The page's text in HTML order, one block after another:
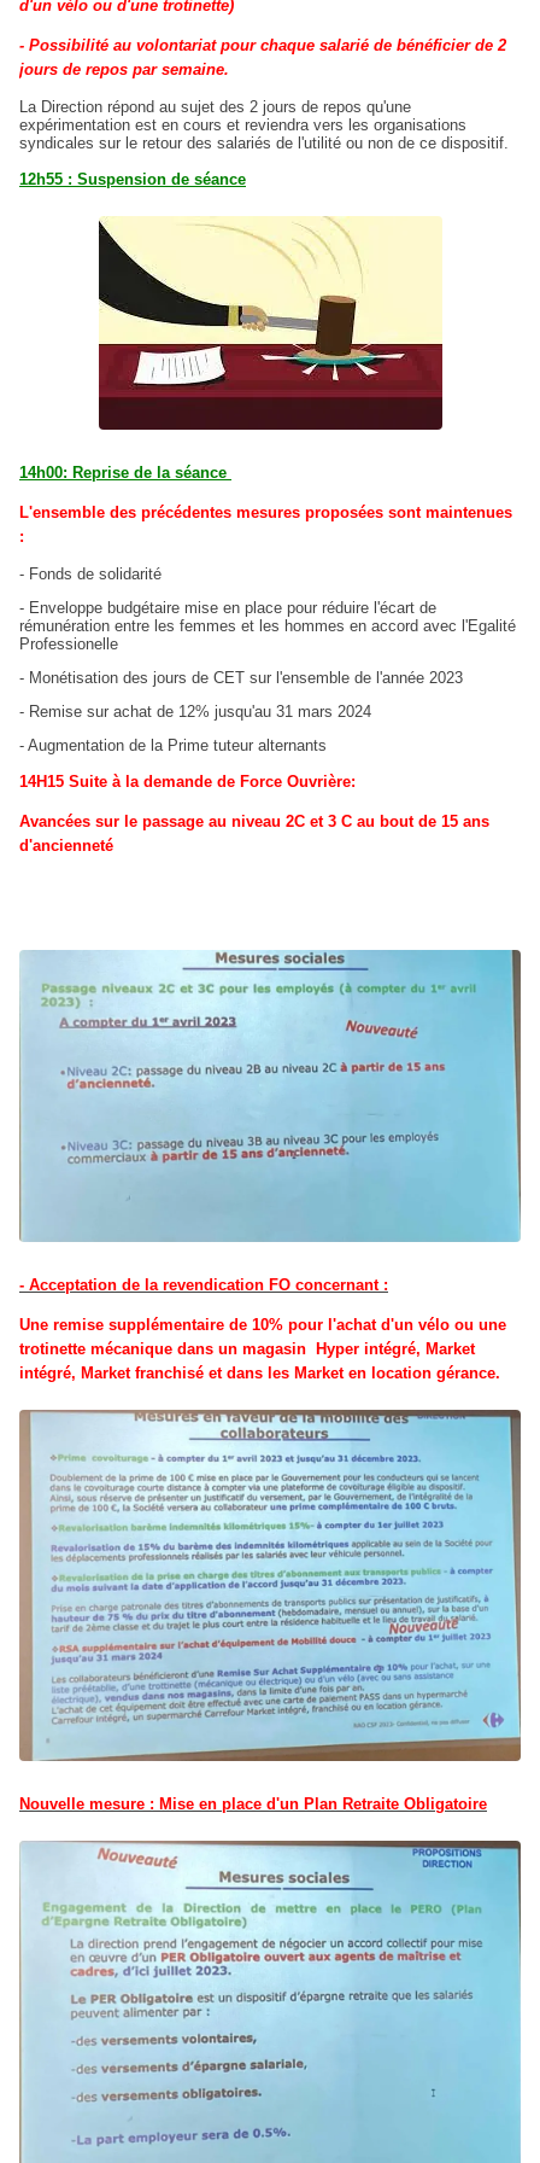
d'un vélo ou d'une trotinette)
- Possibilité au volontariat pour chaque salarié de bénéficier de 2
jours de repos par semaine.
La Direction répond au sujet des 2 jours de repos qu'une
expérimentation est en cours et reviendra vers les organisations
syndicales sur le retour des salariés de l'utilité ou non de ce dispositif.
12h55 : Suspension de séance
14h00: Reprise de la séance
L'ensemble des précédentes mesures proposées sont maintenues
:
- Fonds de solidarité
- Enveloppe budgétaire mise en place pour réduire l'écart de
rémunération entre les femmes et les hommes en accord avec l'Egalité
Professionelle
- Monétisation des jours de CET sur l'ensemble de l'année 2023
- Remise sur achat de 12% jusqu'au 31 mars 2024
- Augmentation de la Prime tuteur alternants
14H15 Suite à la demande de Force Ouvrière:
Avancées sur le passage au niveau 2C et 3 C au bout de 15 ans
d'ancienneté
- Acceptation de la revendication FO concernant :
Une remise supplémentaire de 10% pour l'achat d'un vélo ou une
trotinette mécanique dans un magasin Hyper intégré, Market
intégré, Market franchisé et dans les Market en location gérance.
Nouvelle mesure : Mise en place d'un Plan Retraite Obligatoire